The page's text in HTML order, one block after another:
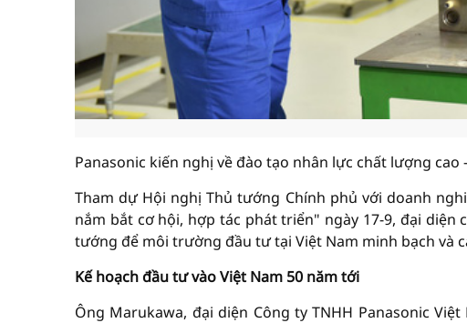
Panasonic kiến nghị về đào tạo nhân lực chất lượng cao
Tham dự Hội nghị Thủ tướng Chính phủ với doanh
nắm bắt cơ hội, hợp tác phát triển" ngày 17-9, đại diện
tướng để môi trường đầu tư tại Việt Nam minh bạch và
Kế hoạch đầu tư vào Việt Nam 50 năm tới
Ông Marukawa, đại diện Công ty TNHH Panasonic